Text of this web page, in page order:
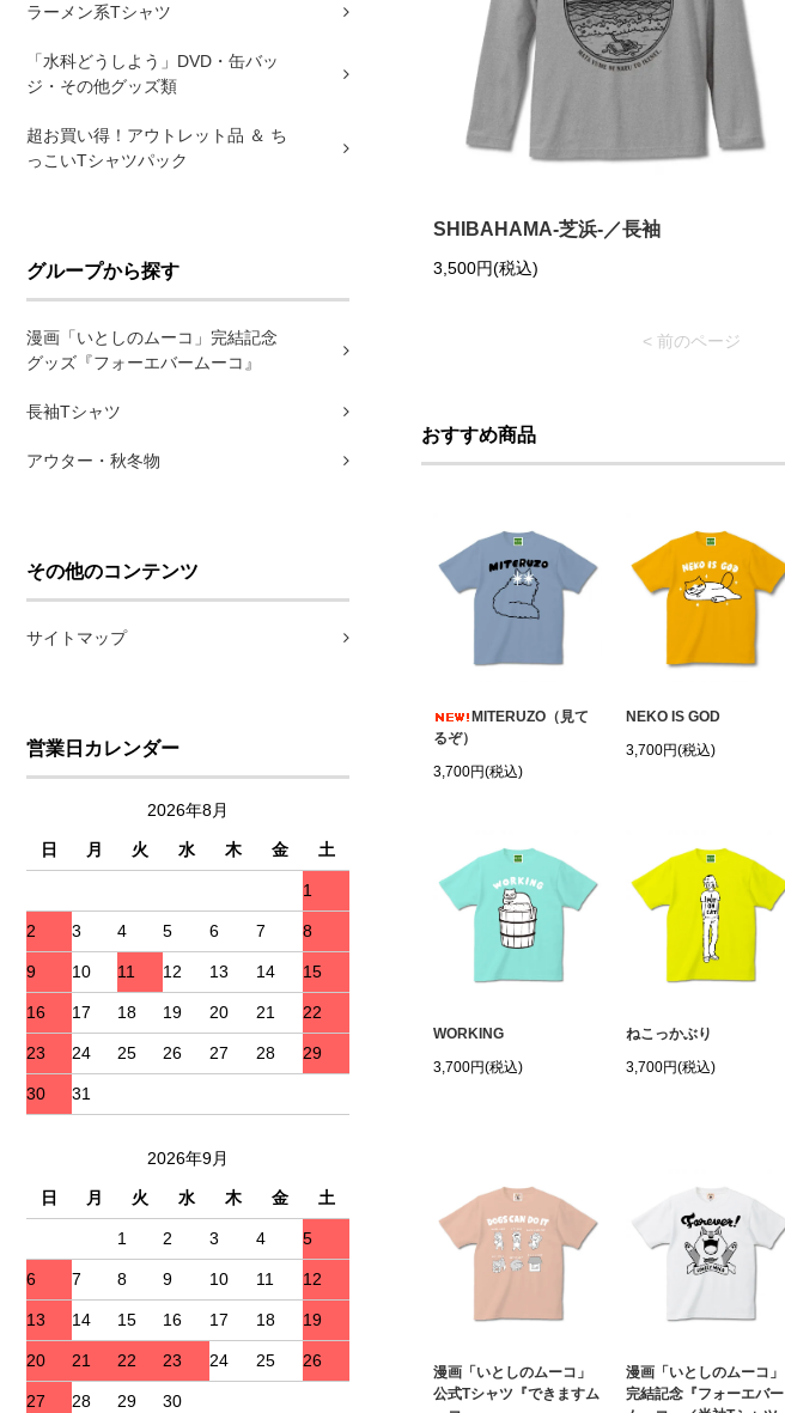
ラーメン系Tシャツ
「水科どうしよう」DVD・缶バッ
ジ・その他グッズ類
超お買い得！アウトレット品 ＆ ち
っこいTシャツパック
グループから探す
漫画「いとしのムーコ」完結記念
グッズ『フォーエバームーコ』
長袖Tシャツ
アウター・秋冬物
その他のコンテンツ
サイトマップ
営業日カレンダー
2026年8月
日 月 火 水 木 金 土
1
2 3 4 5 6 7 8
9 10 11 12 13 14 15
16 17 18 19 20 21 22
23 24 25 26 27 28 29
30 31
2026年9月
日 月 火 水 木 金 土
1 2 3 4 5
6 7 8 9 10 11 12
13 14 15 16 17 18 19
20 21 22 23 24 25 26
27 28 29 30
SHIBAHAMA-芝浜-／長袖
3,500円(税込)
< 前のページ
おすすめ商品
MITERUZO（見て
るぞ）
3,700円(税込)
NEKO IS GOD
3,700円(税込)
WORKING
3,700円(税込)
ねこっかぶり
3,700円(税込)
漫画「いとしのムーコ」
公式Tシャツ『できますム
漫画「いとしのムーコ」
完結記念『フォーエバー